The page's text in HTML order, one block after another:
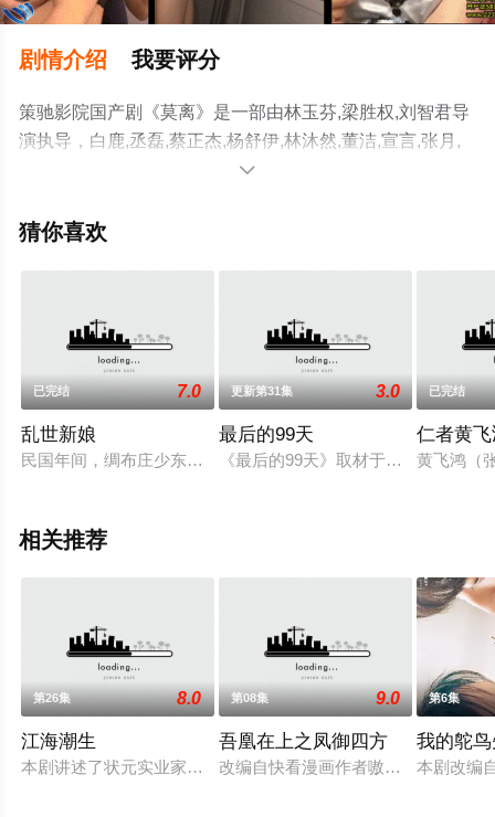
剧情介绍 我要评分
策驰影院国产剧《莫离》是一部由林玉芬,梁胜权,刘智君导
演执导，白鹿,丞磊,蔡正杰,杨舒伊,林沐然,董洁,宣言,张月,
刘擎,邱心志等演员精彩演绎的大陆电视剧，手机免费观看
信息可移步至豆瓣电视剧、电视猫或剧情网等平台了解。

猜你喜欢
已完结 7.0
乱世新娘
民国年间，绸布庄少东家黄绍宁娶刘婉云为妻，不料新娘无故
更新第31集 3.0
最后的99天
《最后的99天》取材于真实的历史
已完结
仁者黄
黄飞鸿（
相关推荐
第26集 8.0
江海潮生
本剧讲述了状元实业家张謇创办大生企业，实业报国的故事。
第08集 9.0
吾凰在上之凤御四方
改编自快看漫画作者嗷小泽的独家连
第6集
我的鸵
本剧改编